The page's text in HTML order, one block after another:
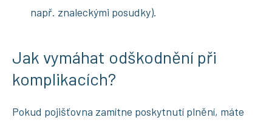
např. znaleckými posudky).
Jak vymáhat odškodnění při
komplikacích?
Pokud pojišťovna zamítne poskytnutí plnění, máte